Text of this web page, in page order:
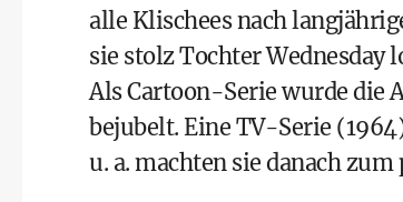
alle Klischees nach
sie stolz Tochter
Als Cartoon-Serie wurde die
bejubelt. Eine TV-Serie
u. a. machten sie danach